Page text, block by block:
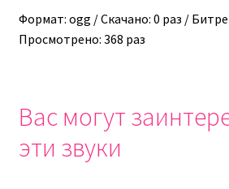
Формат: ogg / Скачано: 0 раз /
Просмотрено: 368 раз
Вас могут
эти звуки